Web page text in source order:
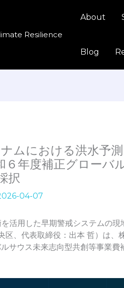
Resilience
About
Blog
ムにおける洪水予
６年度補正グローバ
択
04-07
活用した早期警戒システムの現
、代表取締役：出本 哲）は
サウス未来志向型共創等事業